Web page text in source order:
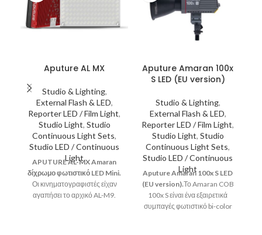
Aputure AL MX
Studio & Lighting,
External Flash & LED,
Reporter LED / Film Light,
Studio Light, Studio
Continuous Light Sets,
Studio LED / Continuous
Light
APUTURE AL-MX Amaran
δίχρωμο φωτιστικό LED Mini.
Οι κινηματογραφιστές είχαν
αγαπήσει το αρχικό AL-M9.
Aputure Amaran 100x
S LED (EU version)
Studio & Lighting,
External Flash & LED,
Reporter LED / Film Light,
Studio Light, Studio
Continuous Light Sets,
Studio LED / Continuous
Light
Aputure Amaran 100x S LED
(EU version).Το Amaran COB
100x S είναι ένα εξαιρετικά
συμπαγές φωτιστικό bi-color